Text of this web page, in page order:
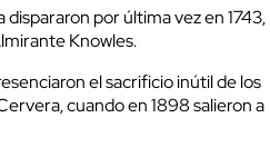
dispararon por última vez en 1743,
Knowles.
el sacrificio inútil de los
cuando en 1898 salieron a